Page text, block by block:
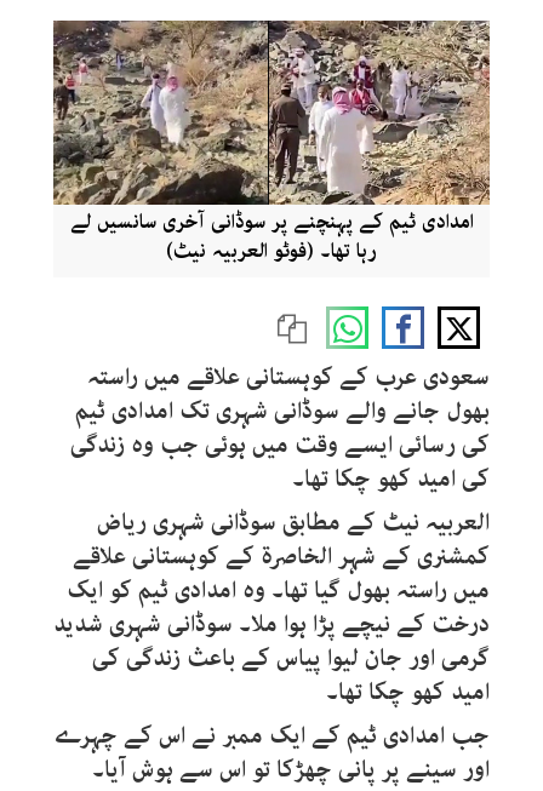
امدادی ٹیم کے پہنچنے پر سوڈانی آخری سانسیں لے
رہا تھا۔ (فوٹو العربیہ نیٹ)
سعودی عرب کے کوہستانی علاقے میں راستہ
بھول جانے والے سوڈانی شہری تک امدادی ٹیم
کی رسائی ایسے وقت میں ہوئی جب وہ زندگی
کی امید کھو چکا تھا۔
العربیہ نیٹ کے مطابق سوڈانی شہری ریاض
کمشنری کے شہر الخاصرۃ کے کوہستانی علاقے
میں راستہ بھول گیا تھا۔ وہ امدادی ٹیم کو ایک
درخت کے نیچے پڑا ہوا ملا۔ سوڈانی شہری شدید
گرمی اور جان لیوا پیاس کے باعث زندگی کی
امید کھو چکا تھا۔
جب امدادی ٹیم کے ایک ممبر نے اس کے چہرے
اور سینے پر پانی چھڑکا تو اس سے ہوش آیا۔